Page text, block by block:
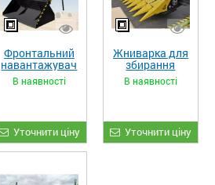
Фронтальний
навантажувач
«STRONG»
В наявності
Уточнити ціну
Жниварка для
збирання
кукурудзи
ЖКИ-870
В наявності
Уточнити ціну